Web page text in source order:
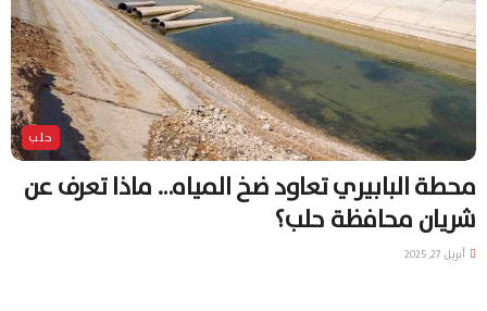
حلب
محطة البابيري تعاود ضخ المياه… ماذا تعرف عن
شريان محافظة حلب؟
أبريل 27, 2025